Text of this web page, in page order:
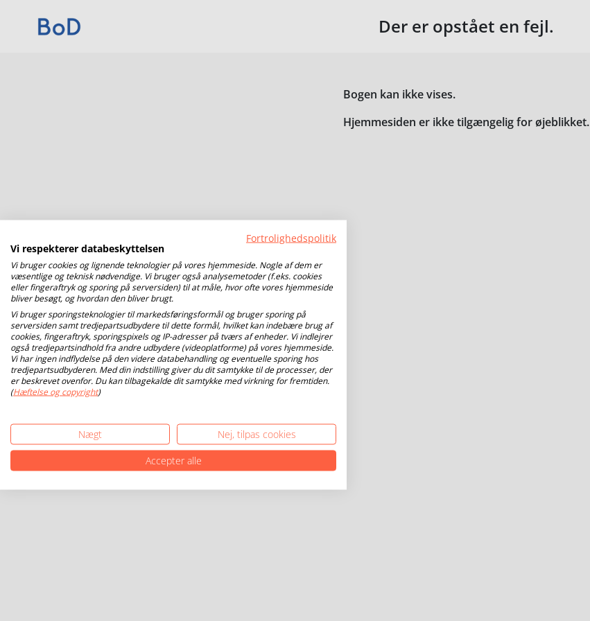
Der er opstået en fejl.
Bogen kan ikke vises.
Hjemmesiden er ikke tilgængelig for øjeblikket.
Fortrolighedspolitik
Vi respekterer databeskyttelsen
Vi bruger cookies og lignende teknologier på vores hjemmeside. Nogle af dem er
væsentlige og teknisk nødvendige. Vi bruger også analysemetoder (f.eks. cookies
eller fingeraftryk og sporing på serversiden) til at måle, hvor ofte vores hjemmeside
bliver besøgt, og hvordan den bliver brugt.
Vi bruger sporingsteknologier til markedsføringsformål og bruger sporing på
serversiden samt tredjepartsudbydere til dette formål, hvilket kan indebære brug af
cookies, fingeraftryk, sporingspixels og IP-adresser på tværs af enheder. Vi indlejrer
også tredjepartsindhold fra andre udbydere (videoplatforme) på vores hjemmeside.
Vi har ingen indflydelse på den videre databehandling og eventuelle sporing hos
tredjepartsudbyderen. Med din indstilling giver du dit samtykke til de processer, der
er beskrevet ovenfor. Du kan tilbagekalde dit samtykke med virkning for fremtiden.
(Hæftelse og copyright)
Nægt
Nej, tilpas cookies
Accepter alle